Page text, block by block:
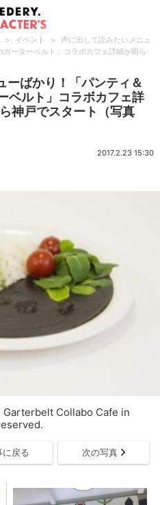
> イベント >
声に出して読みたいメニュ
ーターベルト」コラボカフェ詳細が明ら
ーばかり！「パンティ＆
ベルト」コラボカフェ詳
神戸でスタート（写真
2017.2.23 15:30
Collabo Cafe in
に戻る 次の写真